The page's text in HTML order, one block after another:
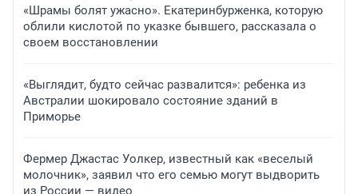
«Шрамы болят ужасно». Екатеринбурженка, которую
облили кислотой по указке бывшего, рассказала о
своем восстановлении
«Выглядит, будто сейчас развалится»: ребенка из
Австралии шокировало состояние зданий в
Приморье
Фермер Джастас Уолкер, известный как «веселый
молочник», заявил что его семью могут выдворить
из России — видео